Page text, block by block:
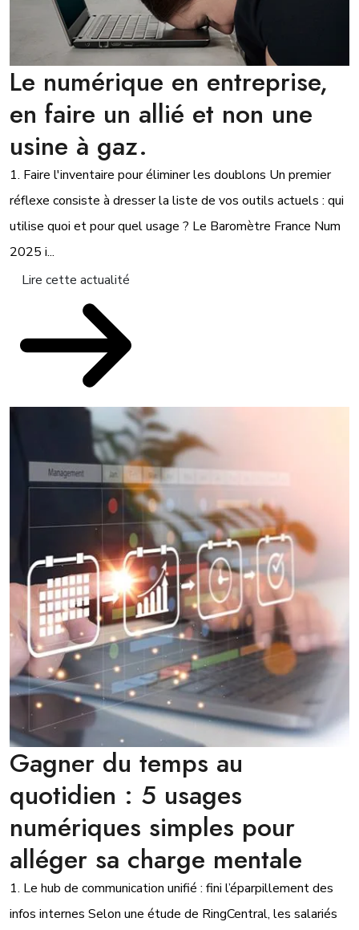
Le numérique en entreprise,
en faire un allié et non une
usine à gaz.
1. Faire l'inventaire pour éliminer les doublons Un premier
réflexe consiste à dresser la liste de vos outils actuels : qui
utilise quoi et pour quel usage ? Le Baromètre France Num
2025 i...
Lire cette actualité
Gagner du temps au
quotidien : 5 usages
numériques simples pour
alléger sa charge mentale
1. Le hub de communication unifié : fini l’éparpillement des
infos internes Selon une étude de RingCentral, les salariés